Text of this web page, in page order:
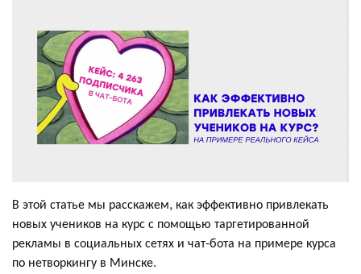
В этой статье мы расскажем, как эффективно привлекать
новых учеников на курс с помощью таргетированной
рекламы в социальных сетях и чат-бота на примере курса
по нетворкингу в Минске.